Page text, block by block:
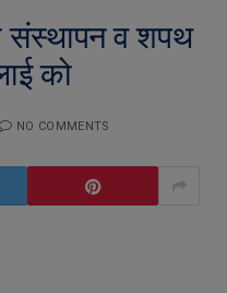
संस्थापन व शपथ
को
NO COMMENTS